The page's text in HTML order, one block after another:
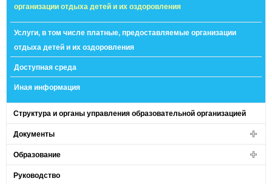
организации отдыха детей и их оздоровления
Услуги, в том числе платные, предоставляемые организации
отдыха детей и их оздоровления
Доступная среда
Иная информация
Структура и органы управления образовательной организацией
Документы
Образование
Руководство